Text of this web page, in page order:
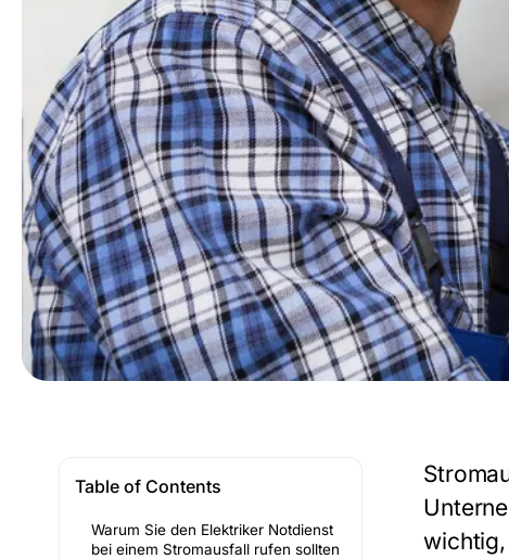
Table of Contents
Warum Sie den Elektriker Notdienst
bei einem Stromausfall rufen sollten